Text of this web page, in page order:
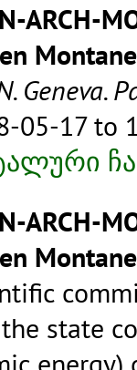
ARCH-
Geneva.
05-17 to
ARCH-
state